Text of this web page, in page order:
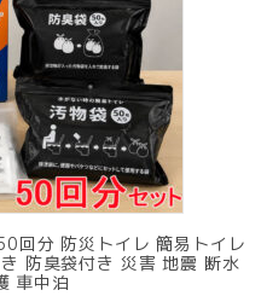
回分 防災トイレ 簡易トイレ
防臭袋付き 災害 地震 断水
車中泊